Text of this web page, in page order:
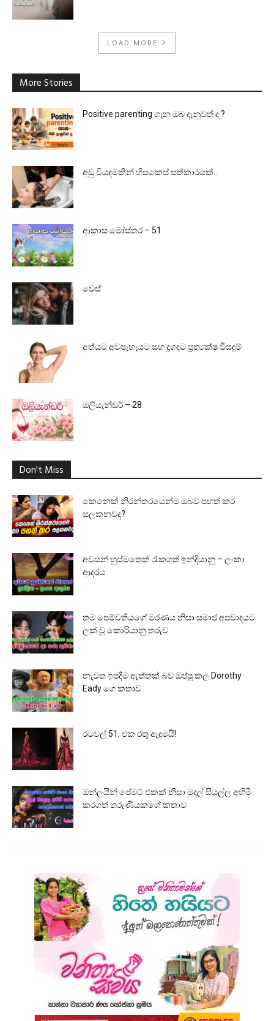
LOAD MORE
More Stories
Positive parenting ගැන ඔබ දැනුවත් ද ?
අඩු වියදමකින් හිසකෙස් සත්කාරයක්..
ආකාස මෝස්තර – 51
වෙස්
අත්යට අවපැහැයට සහ දුගඳට ප්‍රත්‍යක්ෂ විසඳුම්
ඔලියැන්ඩර් – 28
Don't Miss
කෙනෙක් නිරන්තරයෙන්ම ඔබව පහත් කර
සලකනවද?
අවසන් හුස්මතෙක් රැකගත් ඉන්දියානු – ලංකා
ආදරය
තම පෙම්වතියගේ මරණය නිසා සමාජ අපවාදයට
ලක් වූ කොරියානු තරුව
නැවත ඉපදීම ඇත්තක් බව ඔප්පු කල Dorothy
Eady ගෙ කතාව
රටවල් 51, එක රතු ඇඳුමයි!
ඔන්ලයින් පේමට් එකක් නිසා මුදල් සියල්ල අහිමි
කරගත් තරුණියකගේ කතාව